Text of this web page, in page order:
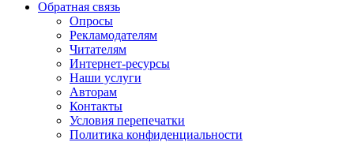
Обратная связь
Опросы
Рекламодателям
Читателям
Интернет-ресурсы
Наши услуги
Авторам
Контакты
Условия перепечатки
Политика конфиденциальности